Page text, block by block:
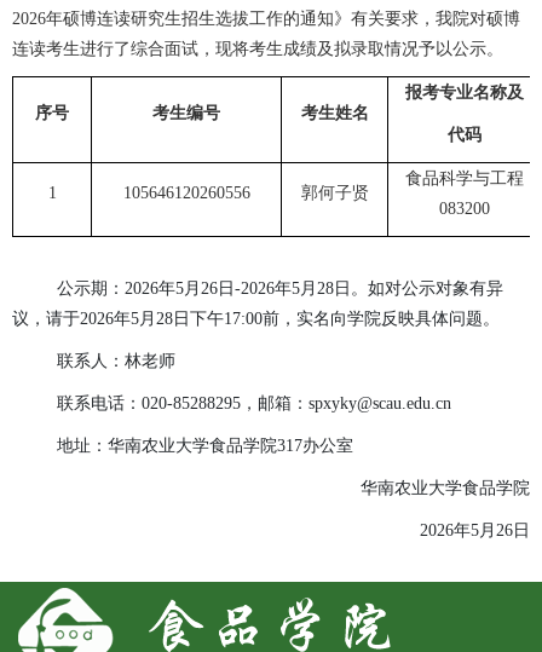
2026年硕博连读研究生招生选拔工作的通知》有关要求，我院对硕博
连读考生进行了综合面试，现将考生成绩及拟录取情况予以公示。
序号 考生编号 考生姓名
报考专业名称及
代码
1 105646120260556 郭何子贤
食品科学与工程
083200
公示期： 2026年5月 26 日 -2026年5月 28 日。如对公示对象有异
议，请于2026年5月 28 日下午17:00前，实名向学院反映具体问题。
联系人： 林老师
联系电话： 020-85288295 ，邮箱： spxyky@scau.edu.cn
地址：华南农业大学食品学院317办公室
华南农业大学食品学院
2026年5月 26 日